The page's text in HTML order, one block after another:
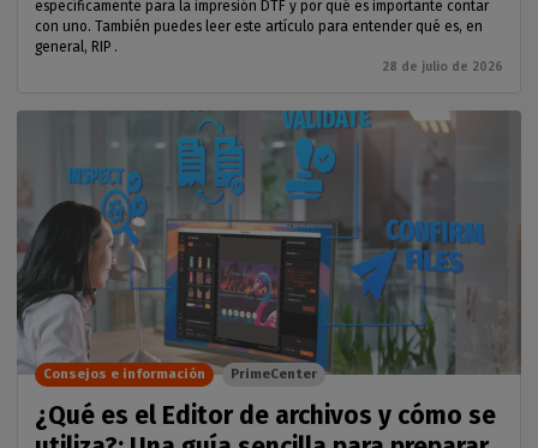
específicamente para la impresión DTF y por qué es importante contar
con uno. También puedes leer este artículo para entender qué es, en
general, RIP .
28 de julio de 2026
¿Qué es el Editor de archivos y cómo se
Consejos e información PrimeCenter